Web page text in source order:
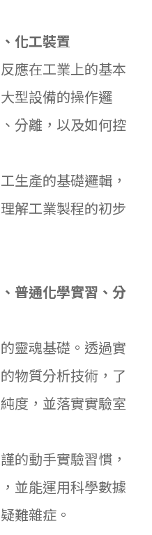
化工裝置
應在工業上的基本
型設備的操作邏
分離，以及如何控
生產的基礎邏輯，
解工業製程的初步
普通化學實習、分
靈魂基礎。透過實
物質分析技術，了
度，並落實實驗室
的動手實驗習慣，
並能運用科學數據
難雜症。